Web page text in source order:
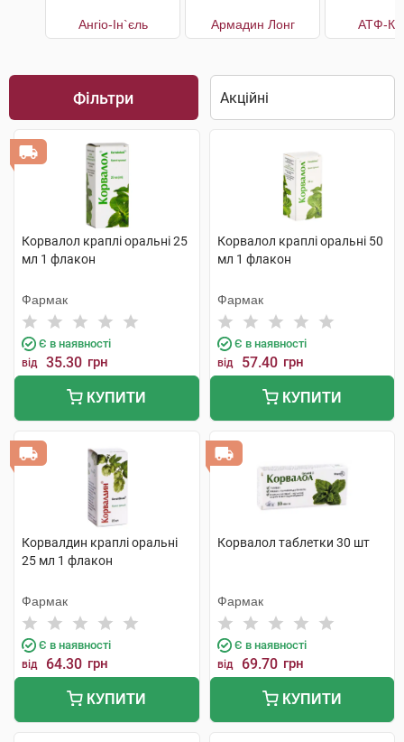
Ангіо-Ін`єль Армадин Лонг АТФ-
Фільтри
Корвалол краплі оральні 25
мл 1 флакон
Фармак
Є в наявності
від 35.30 грн
КУПИТИ
Корвалол краплі оральні 50
мл 1 флакон
Фармак
Є в наявності
від 57.40 грн
КУПИТИ
Корвалдин краплі оральні
25 мл 1 флакон
Фармак
Є в наявності
від 64.30 грн
КУПИТИ
Корвалол таблетки 30 шт
Фармак
Є в наявності
від 69.70 грн
КУПИТИ